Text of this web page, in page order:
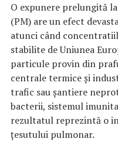
O expunere prelungită
(PM) are un efect
atunci când
stabilite de Uniunea
particule provin din
centrale termice şi
trafic sau şantiere
bacterii, sistemul
rezultatul reprezintă o
ţesutului pulmonar.